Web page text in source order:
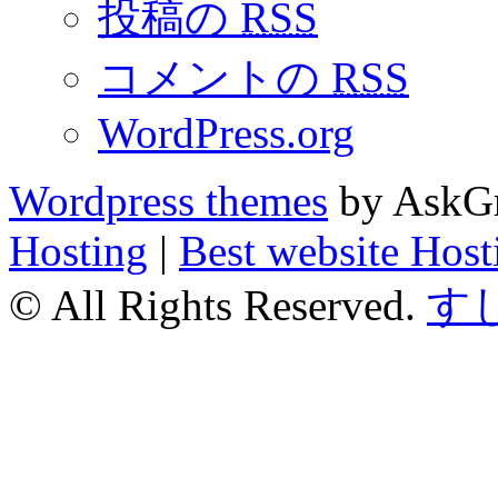
投稿の RSS
コメントの RSS
WordPress.org
Wordpress themes by
Hosting | Best website
© All Rights Reserved. す